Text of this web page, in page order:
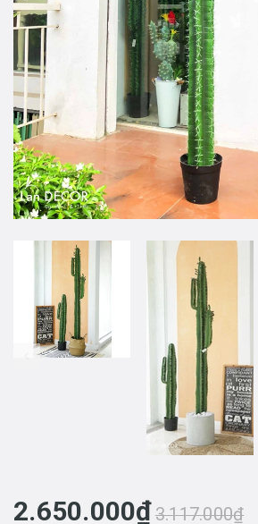
2.650.000₫3.117.000₫